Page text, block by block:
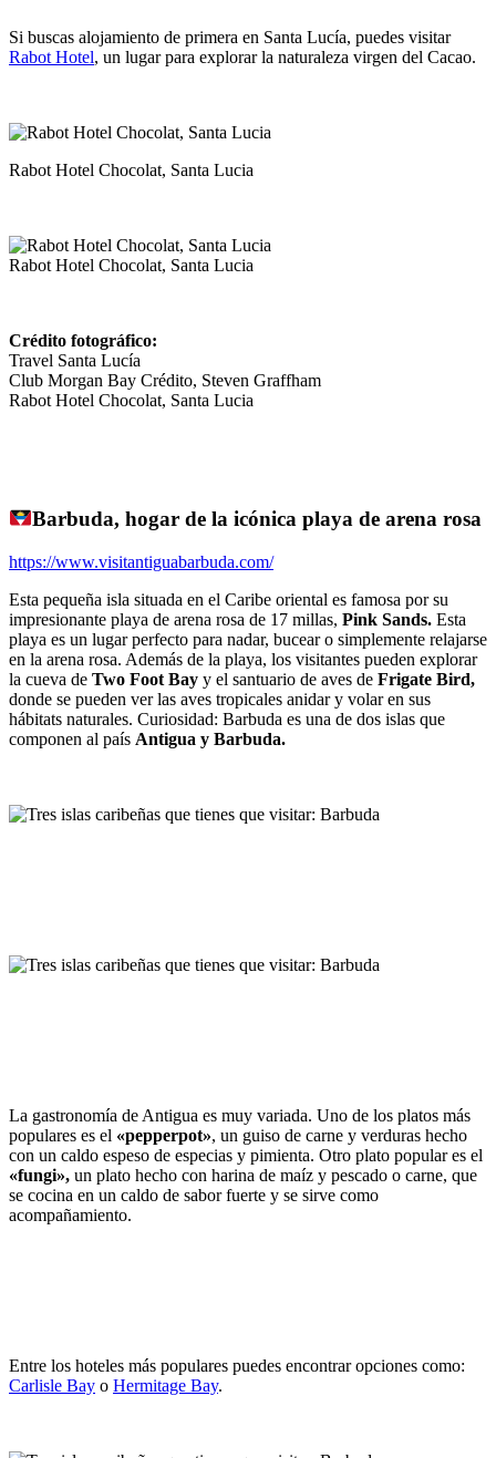
Si buscas alojamiento de primera en Santa Lucía, puedes visitar
Rabot Hotel, un lugar para explorar la naturaleza virgen del Cacao.
Rabot Hotel Chocolat, Santa Lucia
Rabot Hotel Chocolat, Santa Lucia
Crédito fotográfico:
Travel Santa Lucía
Club Morgan Bay Crédito, Steven Graffham
Rabot Hotel Chocolat, Santa Lucia
Barbuda, hogar de la icónica playa de arena rosa
https://www.visitantiguabarbuda.com/
Esta pequeña isla situada en el Caribe oriental es famosa por su
impresionante playa de arena rosa de 17 millas, Pink Sands. Esta
playa es un lugar perfecto para nadar, bucear o simplemente relajarse
en la arena rosa. Además de la playa, los visitantes pueden explorar
la cueva de Two Foot Bay y el santuario de aves de Frigate Bird,
donde se pueden ver las aves tropicales anidar y volar en sus
hábitats naturales. Curiosidad: Barbuda es una de dos islas que
componen al país Antigua y Barbuda.
La gastronomía de Antigua es muy variada. Uno de los platos más
populares es el «pepperpot», un guiso de carne y verduras hecho
con un caldo espeso de especias y pimienta. Otro plato popular es el
«fungi», un plato hecho con harina de maíz y pescado o carne, que
se cocina en un caldo de sabor fuerte y se sirve como
acompañamiento.
Entre los hoteles más populares puedes encontrar opciones como:
Carlisle Bay o Hermitage Bay.